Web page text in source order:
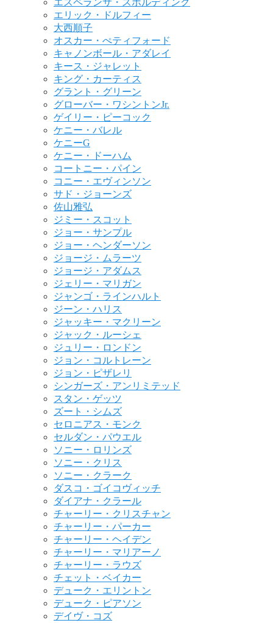
エスペランサ・スポルディング
エリック・ドルフィー
大西順子
オスカー・ぺティフォード
キャノンボール・アダレイ
キース・ジャレット
キング・カーティス
グラント・グリーン
グローバー・ワシントンJr.
ゲイリー・ピーコック
ケニー・バレル
ケニーG
ケニー・ドーハム
コートニー・パイン
コニー・エヴィンソン
サド・ジョーンズ
佐山雅弘
ジミー・スコット
ジョー・サンプル
ジョー・ヘンダーソン
ジョージ・ムラーツ
ジョージ・アダムス
ジェリー・マリガン
ジャンゴ・ラインハルト
ジーン・ハリス
ジャッキー・マクリーン
ジャック・ルーシェ
ジュリー・ロンドン
ジョン・コルトレーン
ジョン・ピザレリ
シンガーズ・アンリミテッド
スタン・ゲッツ
ズート・シムズ
セロニアス・モンク
セルダン・パウエル
ソニー・ロリンズ
ソニー・クリス
ソニー・クラーク
ダスコ・ゴイコヴィッチ
ダイアナ・クラール
チャーリー・クリスチャン
チャーリー・パーカー
チャーリー・ヘイデン
チャーリー・マリアーノ
チャーリー・ラウズ
チェット・ベイカー
デューク・エリントン
デューク・ピアソン
デイヴ・コズ